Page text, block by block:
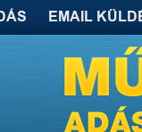
EMAIL